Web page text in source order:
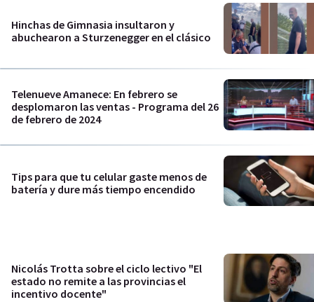
Hinchas de Gimnasia insultaron y
abuchearon a Sturzenegger en el clásico
Telenueve Amanece: En febrero se
desplomaron las ventas - Programa del 26
de febrero de 2024
Tips para que tu celular gaste menos de
batería y dure más tiempo encendido
Nicolás Trotta sobre el ciclo lectivo "El
estado no remite a las provincias el
incentivo docente"